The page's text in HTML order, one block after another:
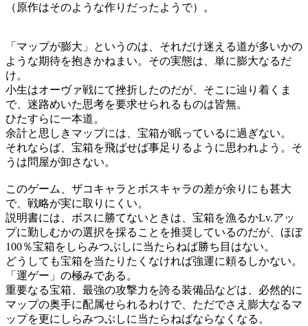
（原作はそのような作りだったようで）。
「マップが膨大」というのは、それだけ迷える道が多いかの
ような期待を抱きかねまい。その実態は、単に膨大なるだ
け。
小生はオーヴァ戦にて挫折したのだが、そこに辿り着くま
で、迷路めいた思考を要求せられるものは皆無。
ひたすらに一本道。
余計と思しきマップには、宝箱が眠っているに過ぎない。
それならば、宝箱を飛ばせば事足りるように思われよう。そ
うは問屋が卸さない。
このゲーム、ザコキャラとボスキャラの差が余りにも甚大
で、戦略が実に取りにくい。
説明書には、ボスに勝てないときは、宝箱を漁るかLv.アッ
プに勤しむかの選択を採ることを推奨しているのだが、ほぼ
100％宝箱をしらみつぶしに当たらねば勝ち目はない。
どうしても宝箱を当たりたくなければ強運に頼るしかない。
「運ゲー」の極みである。
重要なる宝箱、最強の攻撃力を誇る装備品などは、必然的に
マップの奥手に配属せられるわけで、ただでさえ膨大なるマ
ップを更にしらみつぶしに当たらねばならなくなる。